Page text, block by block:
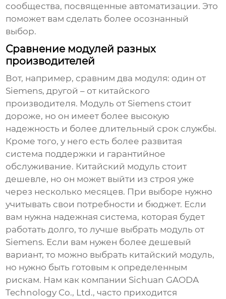
сообщества, посвященные автоматизации. Это
поможет вам сделать более осознанный
выбор.
Сравнение модулей разных
производителей
Вот, например, сравним два модуля: один от
Siemens, другой – от китайского
производителя. Модуль от Siemens стоит
дороже, но он имеет более высокую
надежность и более длительный срок службы.
Кроме того, у него есть более развитая
система поддержки и гарантийное
обслуживание. Китайский модуль стоит
дешевле, но он может выйти из строя уже
через несколько месяцев. При выборе нужно
учитывать свои потребности и бюджет. Если
вам нужна надежная система, которая будет
работать долго, то лучше выбрать модуль от
Siemens. Если вам нужен более дешевый
вариант, то можно выбрать китайский модуль,
но нужно быть готовым к определенным
рискам. Нам как компании Sichuan GAODA
Technology Co., Ltd., часто приходится